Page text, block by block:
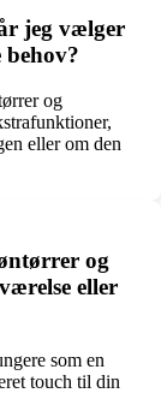
jeg vælger
og
eller om den
og
eller
som en
touch til din